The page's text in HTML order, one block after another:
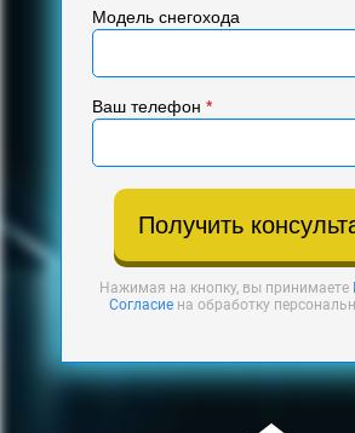
Модель снегохода
Ваш телефон *
Получить
Нажимая на кнопку, вы принимаете
Согласие на обработку